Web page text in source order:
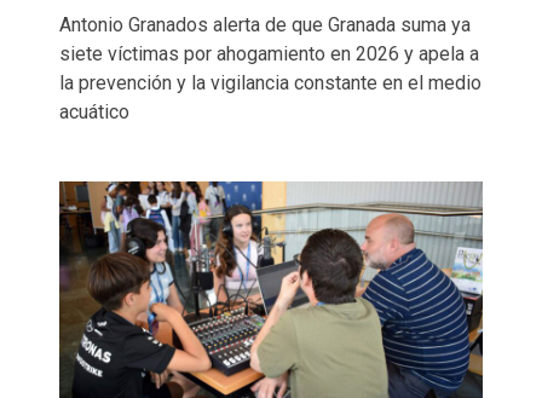
Antonio Granados alerta de que Granada suma ya
siete víctimas por ahogamiento en 2026 y apela a
la prevención y la vigilancia constante en el medio
acuático